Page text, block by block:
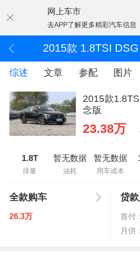
网上车市
去APP了解更多精彩汽车信息
综述 文章 参配 图片
2015款
念版
23.38万
1.8T
排量
暂无数据
油耗
暂无数据
用车成本
全款购车
26.3万
贷
首付：
月供：